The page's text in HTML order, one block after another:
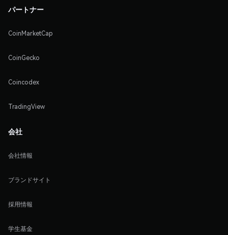
パートナー
CoinMarketCap
CoinGecko
Coincodex
TradingView
会社
会社情報
ブランドサイト
採用情報
学生基金